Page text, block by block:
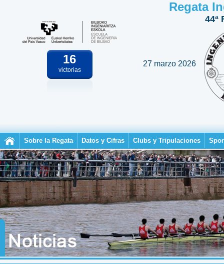
16
victorias
Regata
44ª
27 marzo 2026
Sobre la Regata Datos y Cifras Clubs y Tripulaciones